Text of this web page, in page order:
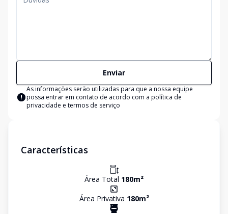
Enviar
As informações serão utilizadas para que a nossa equipe
possa entrar em contato de acordo com a política de
privacidade e termos de serviço
Características
Área Total 180m²
Área Privativa 180m²